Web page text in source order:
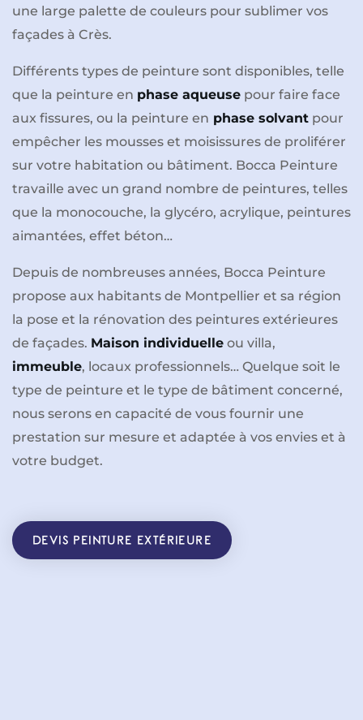
une large palette de couleurs pour sublimer vos
façades à Crès.
Différents types de peinture sont disponibles, telle
que la peinture en phase aqueuse pour faire face
aux fissures, ou la peinture en phase solvant pour
empêcher les mousses et moisissures de proliférer
sur votre habitation ou bâtiment. Bocca Peinture
travaille avec un grand nombre de peintures, telles
que la monocouche, la glycéro, acrylique, peintures
aimantées, effet béton…
Depuis de nombreuses années, Bocca Peinture
propose aux habitants de Montpellier et sa région
la pose et la rénovation des peintures extérieures
de façades. Maison individuelle ou villa,
immeuble, locaux professionnels… Quelque soit le
type de peinture et le type de bâtiment concerné,
nous serons en capacité de vous fournir une
prestation sur mesure et adaptée à vos envies et à
votre budget.
DEVIS PEINTURE EXTÉRIEURE